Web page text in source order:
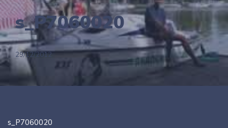
s_P7060020
29/12/2012
s_P7060020